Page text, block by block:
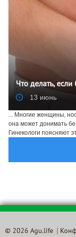
Что делать,
13 июнь
... Многие женщины,
она может донимать
Гинекологи поясняют
© 2026 Agu.life